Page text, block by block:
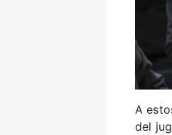
A
del